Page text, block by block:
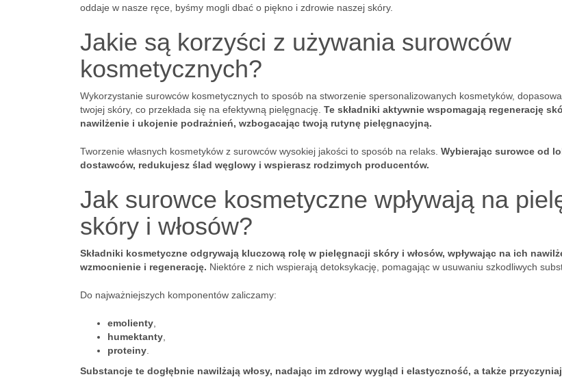
oddaje w nasze ręce, byśmy mogli dbać o piękno i zdrowie naszej skóry.
Jakie są korzyści z używania surowców
kosmetycznych?
Wykorzystanie surowców kosmetycznych to sposób na stworzenie spersonalizowanych kosmetyków,
twojej skóry, co przekłada się na efektywną pielęgnację. Te składniki aktywnie wspomagają regenerację
nawilżenie i ukojenie podrażnień, wzbogacając twoją rutynę pielęgnacyjną.
Tworzenie własnych kosmetyków z surowców wysokiej jakości to sposób na relaks. Wybierając surowce od
dostawców, redukujesz ślad węglowy i wspierasz rodzimych producentów.
Jak surowce kosmetyczne wpływają na
skóry i włosów?
Składniki kosmetyczne odgrywają kluczową rolę w pielęgnacji skóry i włosów, wpływając na ich
wzmocnienie i regenerację. Niektóre z nich wspierają detoksykację, pomagając w usuwaniu szkodliwych
Do najważniejszych komponentów zaliczamy:
emolienty
humektanty
proteiny
Substancje te dogłębnie nawilżają włosy, nadając im zdrowy wygląd i elastyczność, a także